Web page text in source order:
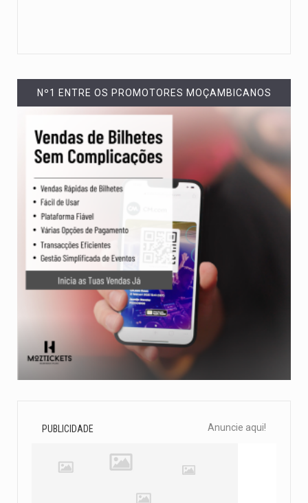
Nº1 ENTRE OS PROMOTORES MOÇAMBICANOS
PUBLICIDADE Anuncie aqui!